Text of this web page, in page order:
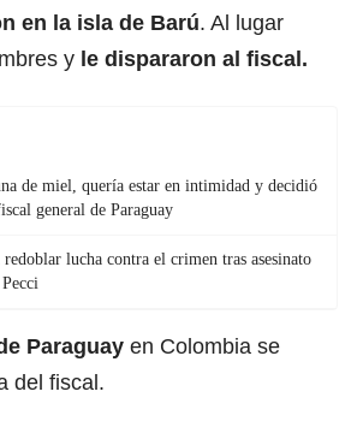
en la isla de Barú. Al lugar
y le dispararon al fiscal.
de miel, quería estar en intimidad y decidió
general de Paraguay
redoblar lucha contra el crimen tras asesinato
Paraguay en Colombia se
del fiscal.